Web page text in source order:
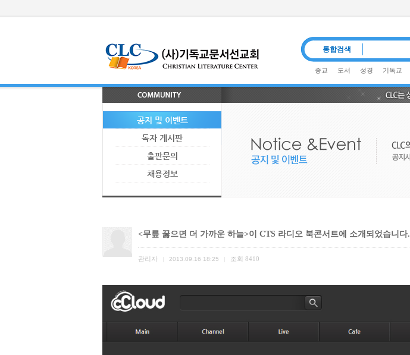
통합검색
종교 도서 성경 기독교
공지 및 이벤트
독자 게시판
출판문의
채용정보
<무릎 꿇으면 더 가까운 하늘>이 CTS 라디오 북콘서트에 소개되었습니다.
관리자 2013.09.16 18:25 조회 8410